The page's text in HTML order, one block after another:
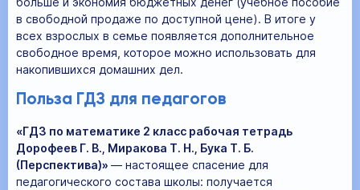
в свободной продаже по доступной цене). В итоге у
всех взрослых в семье появляется дополнительное
свободное время, которое можно использовать для
накопившихся домашних дел.
Польза ГДЗ для педагогов
«ГДЗ по математике 2 класс рабочая тетрадь
Дорофеев Г. В., Миракова Т. Н., Бука Т. Б.
(Перспектива)» — настоящее спасение для
педагогического состава школы: получается